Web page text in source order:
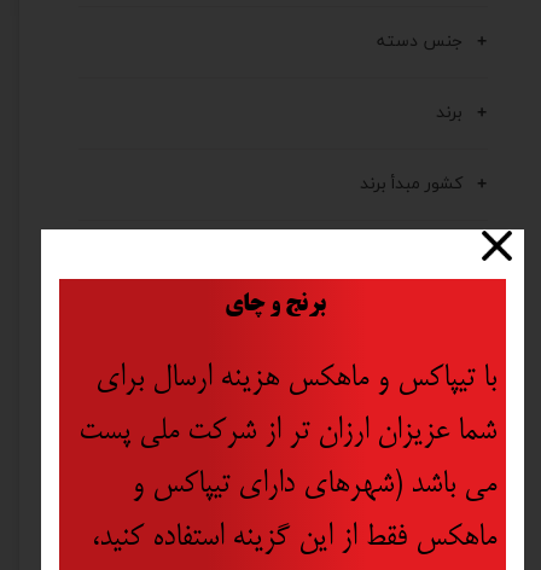
جنس دسته
برند
کشور مبدأ برند
نوع الماسه
کشور تولید کننده
کاربرد
برنج و چای
با تیپاکس و ماهکس هزینه ارسال برای
شما عزیزان ارزان تر از شرکت ملی پست
می باشد (شهرهای دارای تیپاکس و
ماهکس فقط از این گزینه استفاده کنید،